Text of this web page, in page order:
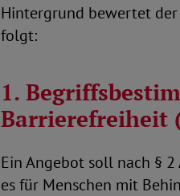
Hintergrund bewertet
folgt:
1.
Barrierefreiheit
Ein Angebot soll nach §
es für Menschen mit